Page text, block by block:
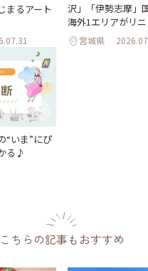
まるアート
沢」「伊勢志摩」
海外1エリアがリ
宮城県
“いま”にぴ
る♪
こちらの記事もおすすめ